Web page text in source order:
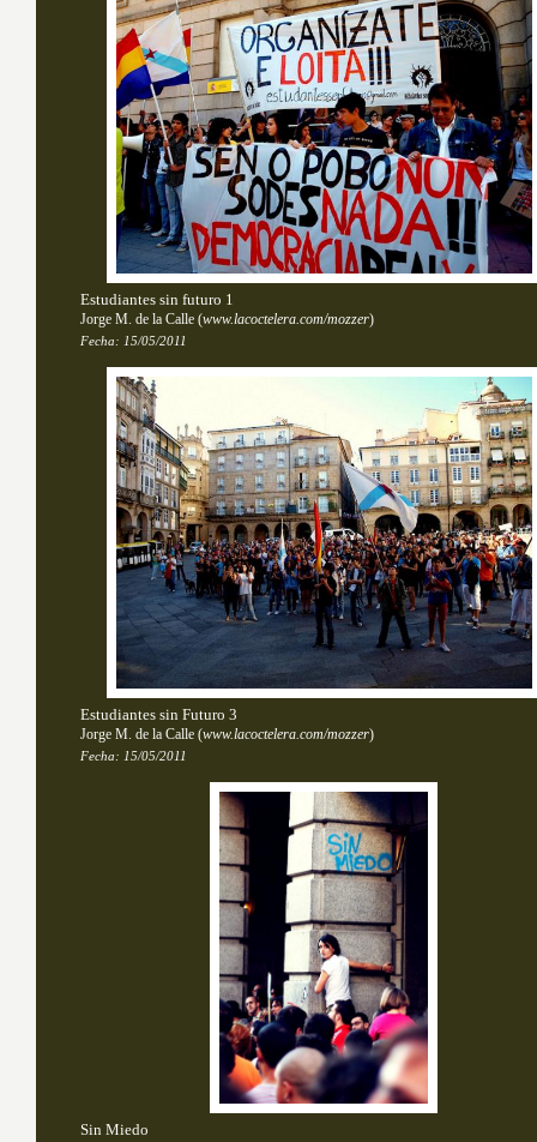
Estudiantes sin futuro 1
Jorge M. de la Calle (www.lacoctelera.com/mozzer)
Fecha: 15/05/2011
Estudiantes sin Futuro 3
Jorge M. de la Calle (www.lacoctelera.com/mozzer)
Fecha: 15/05/2011
Sin Miedo